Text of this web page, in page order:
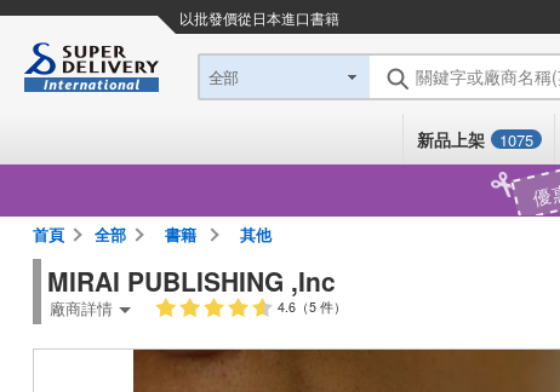
以批發價從日本進口書籍
全部 關鍵字或廠商名稱
新品上架 1075
優
首頁 全部 書籍 其他
MIRAI PUBLISHING ,Inc
廠商詳情 4.6（5 件）